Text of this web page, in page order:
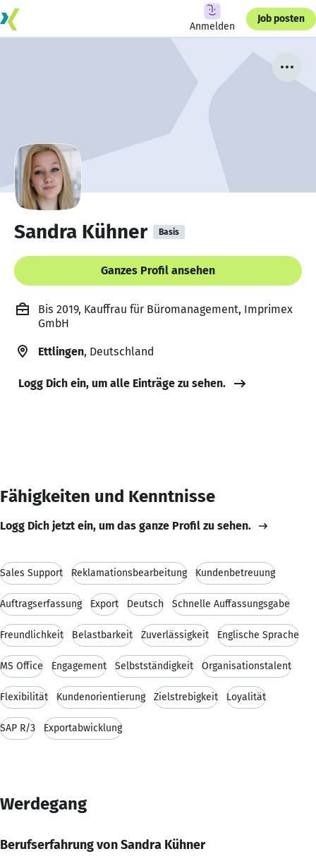
Anmelden
Job posten
Sandra Kühner Basis
Ganzes Profil ansehen
Bis 2019, Kauffrau für Büromanagement, Imprimex
GmbH
Ettlingen, Deutschland
Logg Dich ein, um alle Einträge zu sehen.
Fähigkeiten und Kenntnisse
Logg Dich jetzt ein, um das ganze Profil zu sehen.
Sales Support Reklamationsbearbeitung Kundenbetreuung
Auftragserfassung Export Deutsch Schnelle Auffassungsgabe
Freundlichkeit Belastbarkeit Zuverlässigkeit Englische Sprache
MS Office Engagement Selbstständigkeit Organisationstalent
Flexibilität Kundenorientierung Zielstrebigkeit Loyalität
SAP R/3 Exportabwicklung
Werdegang
Berufserfahrung von Sandra Kühner